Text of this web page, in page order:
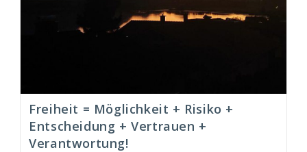
Freiheit = Möglichkeit + Risiko +
Entscheidung + Vertrauen +
Verantwortung!